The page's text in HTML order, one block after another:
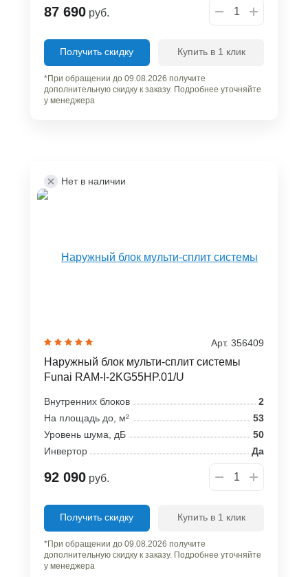
87 690 руб.
Получить скидку Купить в 1 клик
*При обращении до 09.08.2026 получите
дополнительную скидку к заказу. Подробнее уточняйте
у менеджера
Нет в наличии
Арт. 356409
Наружный блок мульти-сплит системы
Funai RAM-I-2KG55HP.01/U
Внутренних блоков
2
На площадь до, м²
53
Уровень шума, дБ
50
Инвертор
Да
92 090 руб.
Получить скидку Купить в 1 клик
*При обращении до 09.08.2026 получите
дополнительную скидку к заказу. Подробнее уточняйте
у менеджера